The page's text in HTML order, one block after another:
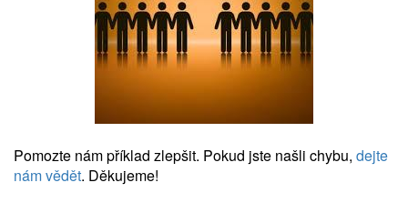
Pomozte nám příklad zlepšit. Pokud jste našli chybu, dejte
nám vědět. Děkujeme!